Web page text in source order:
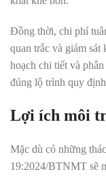
Đồng thời, chi phí
quan trắc và giám
hoạch chi tiết và
đúng lộ trình quy
Lợi ích môi
Mặc dù có những
19:2024/BTNMT sẽ